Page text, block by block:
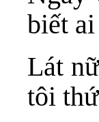
biết
Lát
tôi